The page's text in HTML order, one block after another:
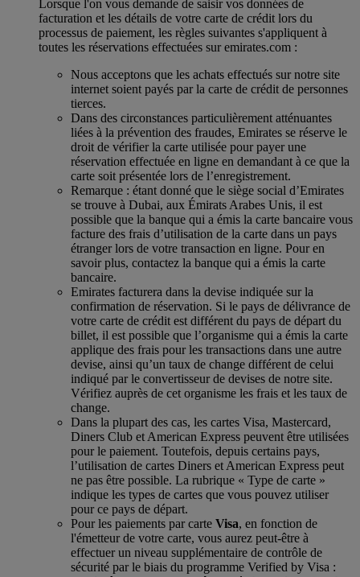
Lorsque l'on vous demande de saisir vos données de
facturation et les détails de votre carte de crédit lors du
processus de paiement, les règles suivantes s'appliquent à
toutes les réservations effectuées sur emirates.com :
Nous acceptons que les achats effectués sur notre site
internet soient payés par la carte de crédit de personnes
tierces.
Dans des circonstances particulièrement atténuantes
liées à la prévention des fraudes, Emirates se réserve le
droit de vérifier la carte utilisée pour payer une
réservation effectuée en ligne en demandant à ce que la
carte soit présentée lors de l’enregistrement.
Remarque : étant donné que le siège social d’Emirates
se trouve à Dubai, aux Émirats Arabes Unis, il est
possible que la banque qui a émis la carte bancaire vous
facture des frais d’utilisation de la carte dans un pays
étranger lors de votre transaction en ligne. Pour en
savoir plus, contactez la banque qui a émis la carte
bancaire.
Emirates facturera dans la devise indiquée sur la
confirmation de réservation. Si le pays de délivrance de
votre carte de crédit est différent du pays de départ du
billet, il est possible que l’organisme qui a émis la carte
applique des frais pour les transactions dans une autre
devise, ainsi qu’un taux de change différent de celui
indiqué par le convertisseur de devises de notre site.
Vérifiez auprès de cet organisme les frais et les taux de
change.
Dans la plupart des cas, les cartes Visa, Mastercard,
Diners Club et American Express peuvent être utilisées
pour le paiement. Toutefois, depuis certains pays,
l’utilisation de cartes Diners et American Express peut
ne pas être possible. La rubrique « Type de carte »
indique les types de cartes que vous pouvez utiliser
pour ce pays de départ.
Pour les paiements par carte Visa, en fonction de
l'émetteur de votre carte, vous aurez peut-être à
effectuer un niveau supplémentaire de contrôle de
sécurité par le biais du programme Verified by Visa :